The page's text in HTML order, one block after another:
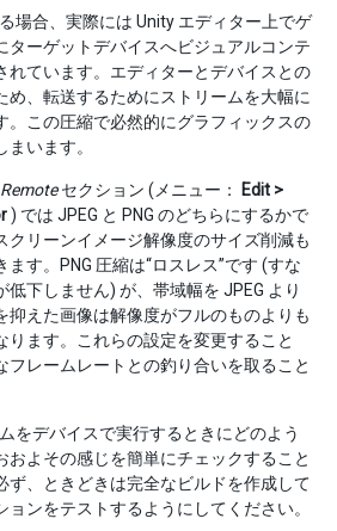
場合、実際には Unity エディター上でゲ
ターゲットデバイスへビジュアルコンテ
れています。エディターとデバイスとの
め、転送するためにストリームを大幅に
。この圧縮で必然的にグラフィックスの
います。
セクション (メニュー：
Edit >
) では JPEG と PNG のどちらにするかで
クリーンイメージ解像度のサイズ削減も
す。PNG 圧縮は“ロスレス”です (すな
下しません) が、帯域幅を JPEG より
抑えた画像は解像度がフルのものよりも
ります。これらの設定を変更すること
フレームレートとの釣り合いを取ること
をデバイスで実行するときにどのよう
およその感じを簡単にチェックすること
ず、ときどきは完全なビルドを作成して
ョンをテストするようにしてください。